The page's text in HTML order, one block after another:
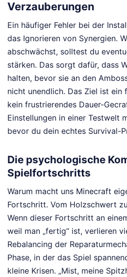
Verzauberungen
Ein häufiger Fehler bei der
das Ignorieren von Synergien.
abschwächst, solltest du
stärken. Das sorgt dafür, dass
halten, bevor sie an den
nicht unendlich. Das Ziel ist ein
kein frustrierendes Dauer-
Einstellungen in einer Testwelt
bevor du dein echtes Survival-
Die psychologische
Spielfortschritts
Warum macht uns Minecraft
Fortschritt. Vom Holzschwert
Wenn dieser Fortschritt an
weil man „fertig“ ist, verlieren
Rebalancing der
Phase, in der das Spiel
kleine Krisen. „Mist, meine